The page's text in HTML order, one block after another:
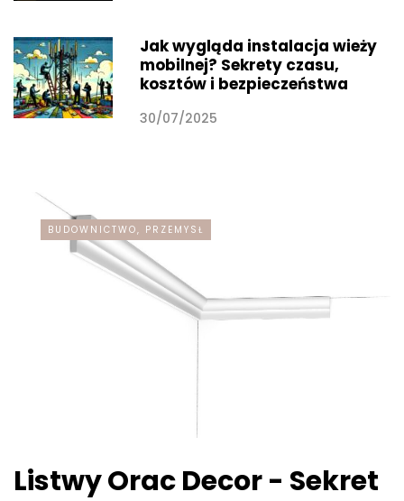
Jak wygląda instalacja wieży
mobilnej? Sekrety czasu,
kosztów i bezpieczeństwa
30/07/2025
BUDOWNICTWO, PRZEMYSŁ
Listwy Orac Decor - Sekret